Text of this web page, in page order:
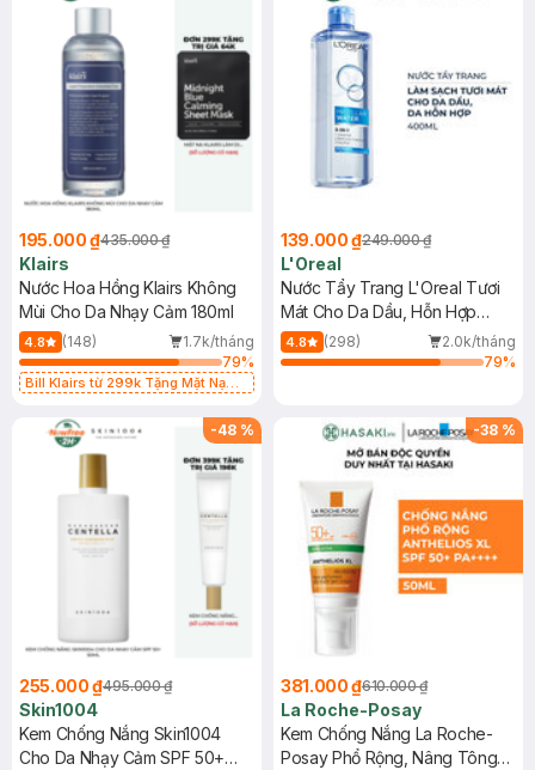
195.000 ₫435.000 ₫
Klairs
Nước Hoa Hồng Klairs Không
Mùi Cho Da Nhạy Cảm 180ml
4.8 (148)
1.7k/tháng
79%
Bill Klairs từ 299k Tặng Mặt Nạ
25ml (SL Có Hạn)
139.000 ₫249.000 ₫
L'Oreal
Nước Tẩy Trang L'Oreal Tươi
Mát Cho Da Dầu, Hỗn Hợp
400ml
4.8 (298)
2.0k/tháng
79%
-48 %
255.000 ₫495.000 ₫
Skin1004
Kem Chống Nắng Skin1004
Cho Da Nhạy Cảm SPF 50+
-38 %
381.000 ₫610.000 ₫
La Roche-Posay
Kem Chống Nắng La Roche-
Posay Phổ Rộng, Nâng Tông